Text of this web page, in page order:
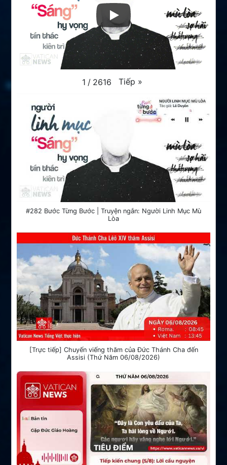
1 / 2616 Tiếp »
#282 Bước Từng Bước | Truyện ngắn: Người Linh Mục Mù
Lòa
[Trực tiếp] Chuyến viếng thăm của Đức Thánh Cha đến
Assisi (Thứ Năm 06/08/2026)